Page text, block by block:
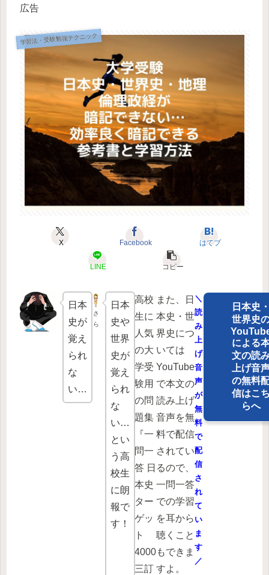
広告
学習法・受験勉強テクニック
X Facebook はてブ
LINE コピー
日本
史が
覚え
られ
な
い…
さ
ら
日本
史や
世界
史が
覚え
られ
な
い…
とい
う高
校生
に朗
報で
す！
高校
生に
人気
の大
学受
験用
の問
題集
『一
問一
答 日
本史
ター
ゲッ
ト
4000
三訂
また、日
本史・世
界史につ
いては
YouTube
で本文の
読み上げ
音声を無
料で配信
されてい
るので、
一問一答
での学習
を耳から
聴くこと
もできま
すよ。
＼
読
み
上
げ
音
声
が
無
料
で
配
信
さ
れ
て
い
ま
す
／
日本史
世界史
による
文の読
上げ音
の無料
信はこ
らへ